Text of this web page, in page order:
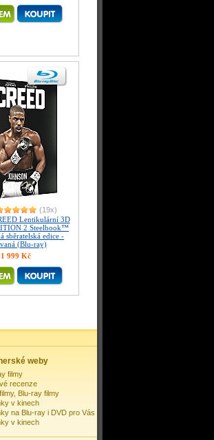
(19x)
Lentikulární 3D
2 Steelbook™
sběratelská edice -
(Blu-ray)
1 999 Kč
weby
filmy
recenze
Blu-ray filmy
v kinech
na Blu-ray i DVD pro Vás
v kinech